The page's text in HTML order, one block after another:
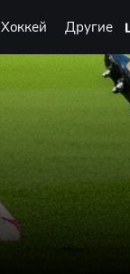
Хоккей Другие